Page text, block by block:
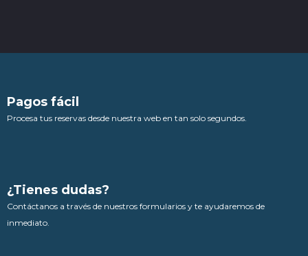
Pagos fácil
Procesa tus reservas desde nuestra web en tan solo segundos.
¿Tienes dudas?
Contáctanos a través de nuestros formularios y te ayudaremos de
inmediato.